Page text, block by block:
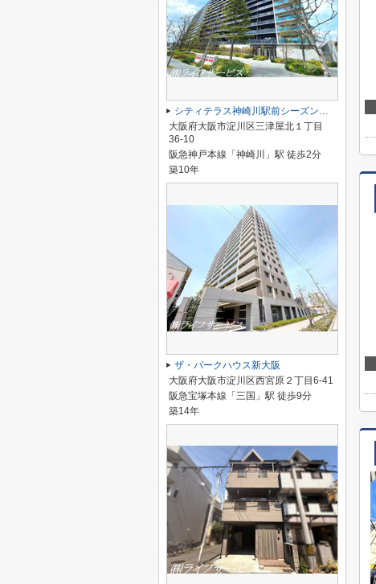
シティテラス神崎川駅前シーズンズテラス
大阪府大阪市淀川区三津屋北１丁目
36-10
阪急神戸本線「神崎川」駅 徒歩2分
築10年
ザ・パークハウス新大阪
大阪府大阪市淀川区西宮原２丁目6-41
阪急宝塚本線「三国」駅 徒歩9分
築14年